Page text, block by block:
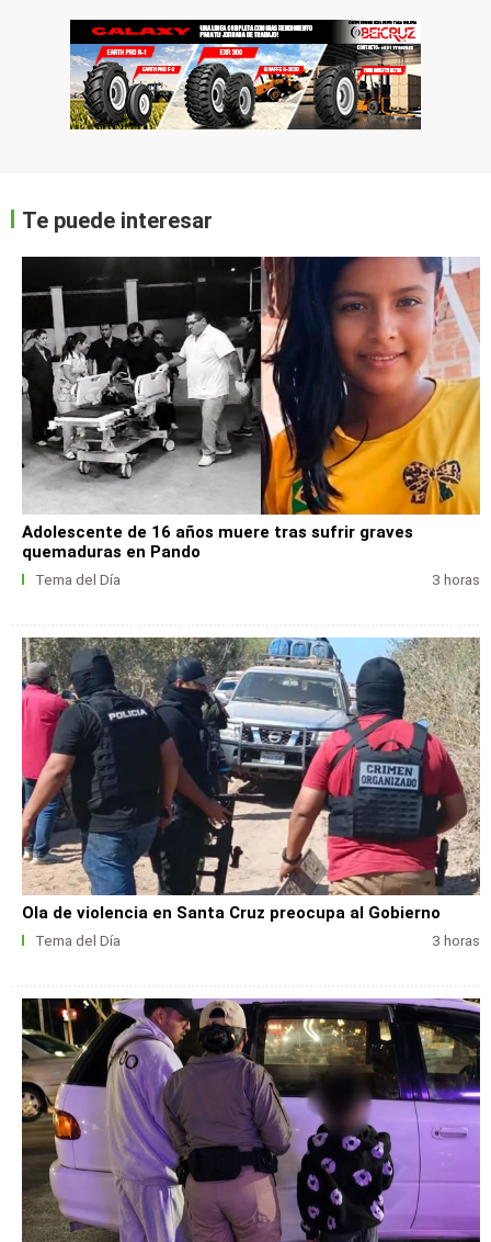
Te puede interesar
Adolescente de 16 años muere tras sufrir graves
quemaduras en Pando
Tema del Día 3 horas
Ola de violencia en Santa Cruz preocupa al Gobierno
Tema del Día 3 horas